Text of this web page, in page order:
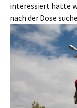
interessiert hatte
nach der Dose